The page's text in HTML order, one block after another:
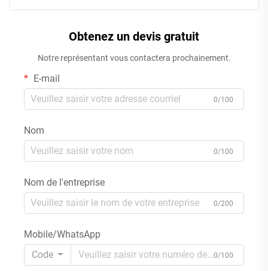
Obtenez un devis gratuit
Notre représentant vous contactera prochainement.
E-mail
0/100
Nom
0/100
Nom de l'entreprise
0/200
Mobile/WhatsApp
Code
0/100